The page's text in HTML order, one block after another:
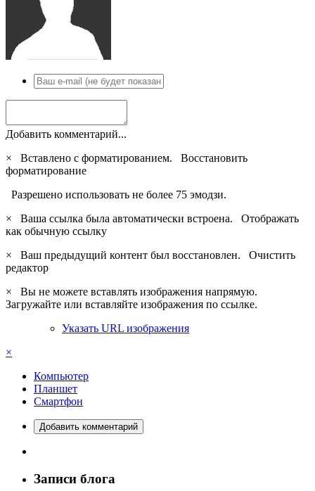
Добавить комментарий...
×
Вставлено с форматированием. Восстановить
форматирование
Разрешено использовать не более 75 эмодзи.
×
Ваша ссылка была автоматически встроена. Отображать
как обычную ссылку
×
Ваш предыдущий контент был восстановлен. Очистить
редактор
×
Вы не можете вставлять изображения напрямую.
Загружайте или вставляйте изображения по ссылке.
Указать URL изображения
×
Компьютер
Планшет
Смартфон
Добавить комментарий
Записи блога